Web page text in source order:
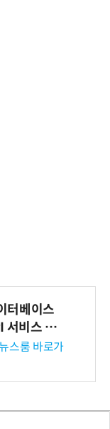
터베이스
서비스 제
테고리로
스룸 바로가